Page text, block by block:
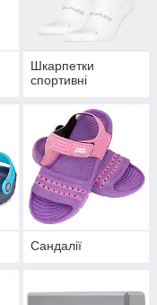
Шкарпетки
спортивні
Сандалії